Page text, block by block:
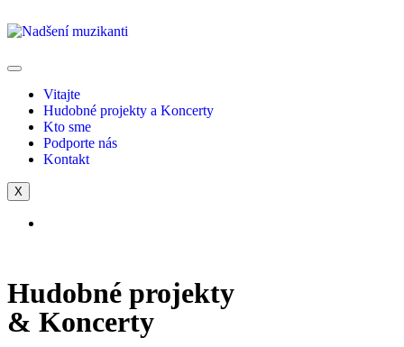
Vitajte
Hudobné projekty a Koncerty
Kto sme
Podporte nás
Kontakt
X
Hudobné projekty
& Koncerty